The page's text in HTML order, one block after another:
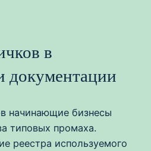
в
документации
начинающие бизнесы
типовых промаха.
реестра используемого